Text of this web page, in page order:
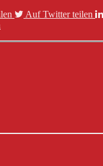
Auf Twitter teilen